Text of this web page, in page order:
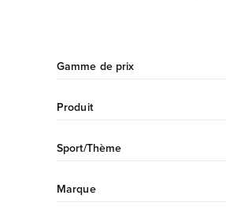
Gamme de prix
Produit
Sport/Thème
Marque